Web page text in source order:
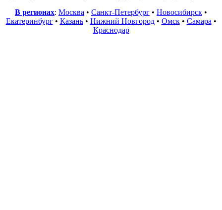
В регионах: Москва • Санкт-Петербург • Новосибирск •
Екатеринбург• Казань• Нижний Новгород• Омск• Самара •
Краснодар